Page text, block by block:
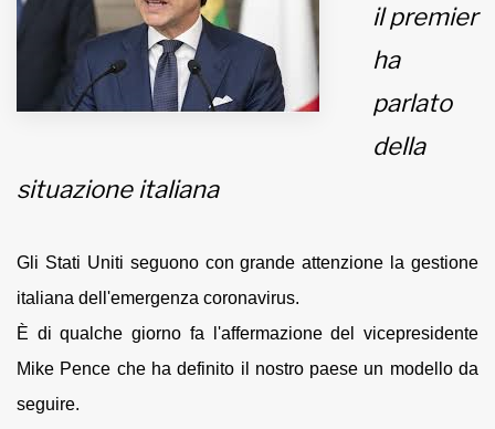
Inviateci le vostre segnalazioni
Iscriviti alla newsletter
Bernardis
Informativa sulla privacy
il premier
ha
parlato
della
situazione italiana
Gli Stati Uniti seguono con grande attenzione la gestione
italiana dell'emergenza coronavirus.
È di qualche giorno fa l'affermazione del vicepresidente
Mike Pence che ha definito il nostro paese un modello da
seguire.